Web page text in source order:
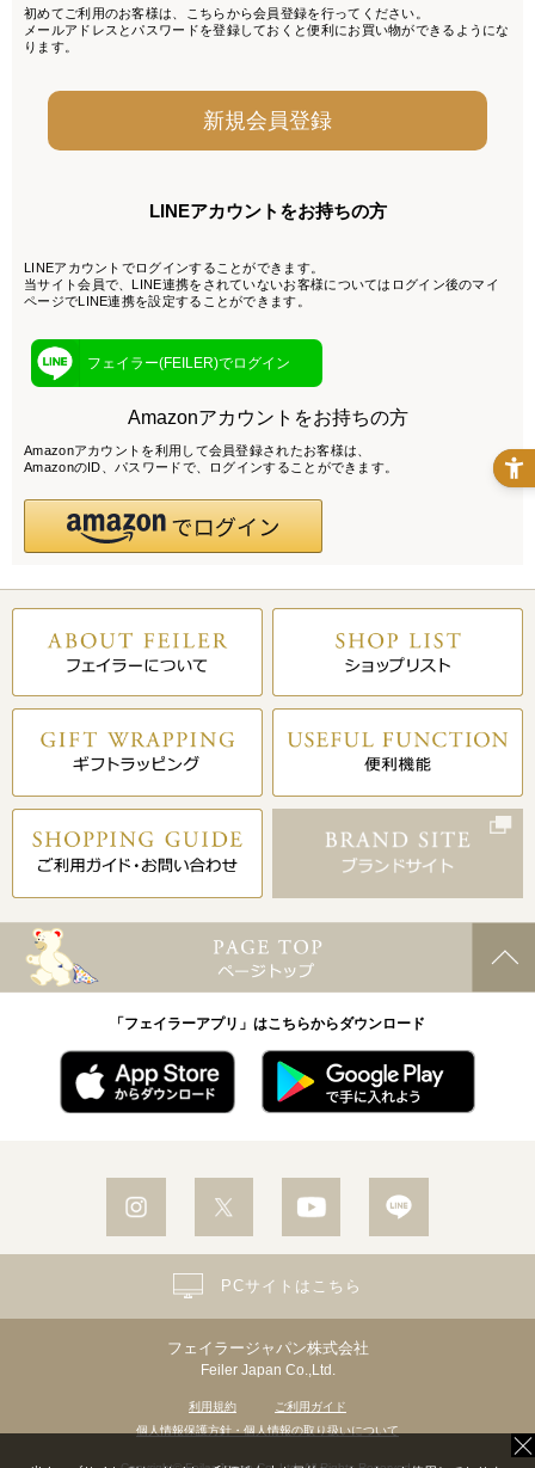
初めてご利用のお客様は、こちらから会員登録を行ってください。
メールアドレスとパスワードを登録しておくと便利にお買い物ができるようにな
ります。
LINEアカウントをお持ちの方
LINEアカウントでログインすることができます。
当サイト会員で、LINE連携をされていないお客様についてはログイン後のマイ
ページでLINE連携を設定することができます。
フェイラー(FEILER)でログイン
Amazonアカウントをお持ちの方
Amazonアカウントを利用して会員登録されたお客様は、
AmazonのID、パスワードで、ログインすることができます。
「フェイラーアプリ」はこちらからダウンロード
フェイラージャパン株式会社
Feiler Japan Co.,Ltd.
利用規約
ご利用ガイド
個人情報保護方針・個人情報の取り扱いについて
PCサイトはこちら